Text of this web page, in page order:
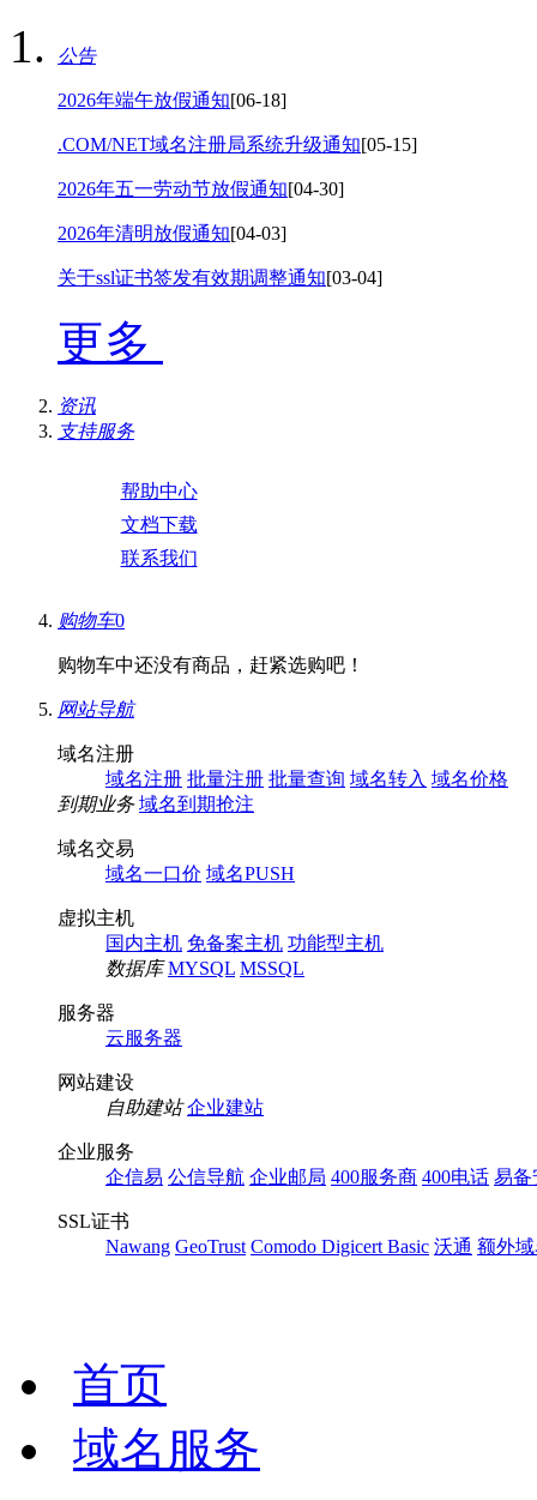
公告
2026年端午放假通知[06-18]
.COM/NET域名注册局系统升级通知[05-15]
2026年五一劳动节放假通知[04-30]
2026年清明放假通知[04-03]
关于ssl证书签发有效期调整通知[03-04]
更多
资讯
支持服务
帮助中心
文档下载
联系我们
购物车0
购物车中还没有商品，赶紧选购吧！
网站导航
域名注册
域名注册 批量注册 批量查询 域名转入 域名价格
到期业务 域名到期抢注
域名交易
域名一口价 域名PUSH
虚拟主机
国内主机 免备案主机 功能型主机
数据库 MYSQL MSSQL
服务器
云服务器
网站建设
自助建站 企业建站
企业服务
企信易 公信导航 企业邮局 400服务商 400电话 易备
SSL证书
Nawang GeoTrust Comodo Digicert Basic 沃通 额外
首页
域名服务